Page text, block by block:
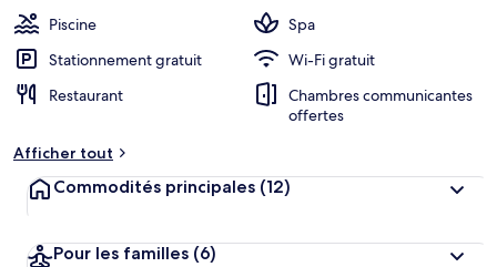
Piscine
Spa
Stationnement gratuit
Wi-Fi gratuit
Restaurant
Chambres communicantes
offertes
Afficher tout
Commodités principales (12)
Pour les familles (6)